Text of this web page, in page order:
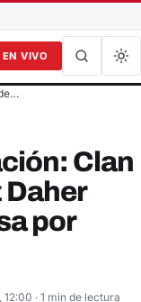
VIVO
Clan
Daher
por
12:00 · 1 min de lectura